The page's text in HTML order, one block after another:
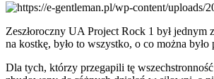
Zeszłoroczny UA Project Rock 1 był
na kostkę, było to wszystko, o co można
Dla tych, którzy przegapili tę